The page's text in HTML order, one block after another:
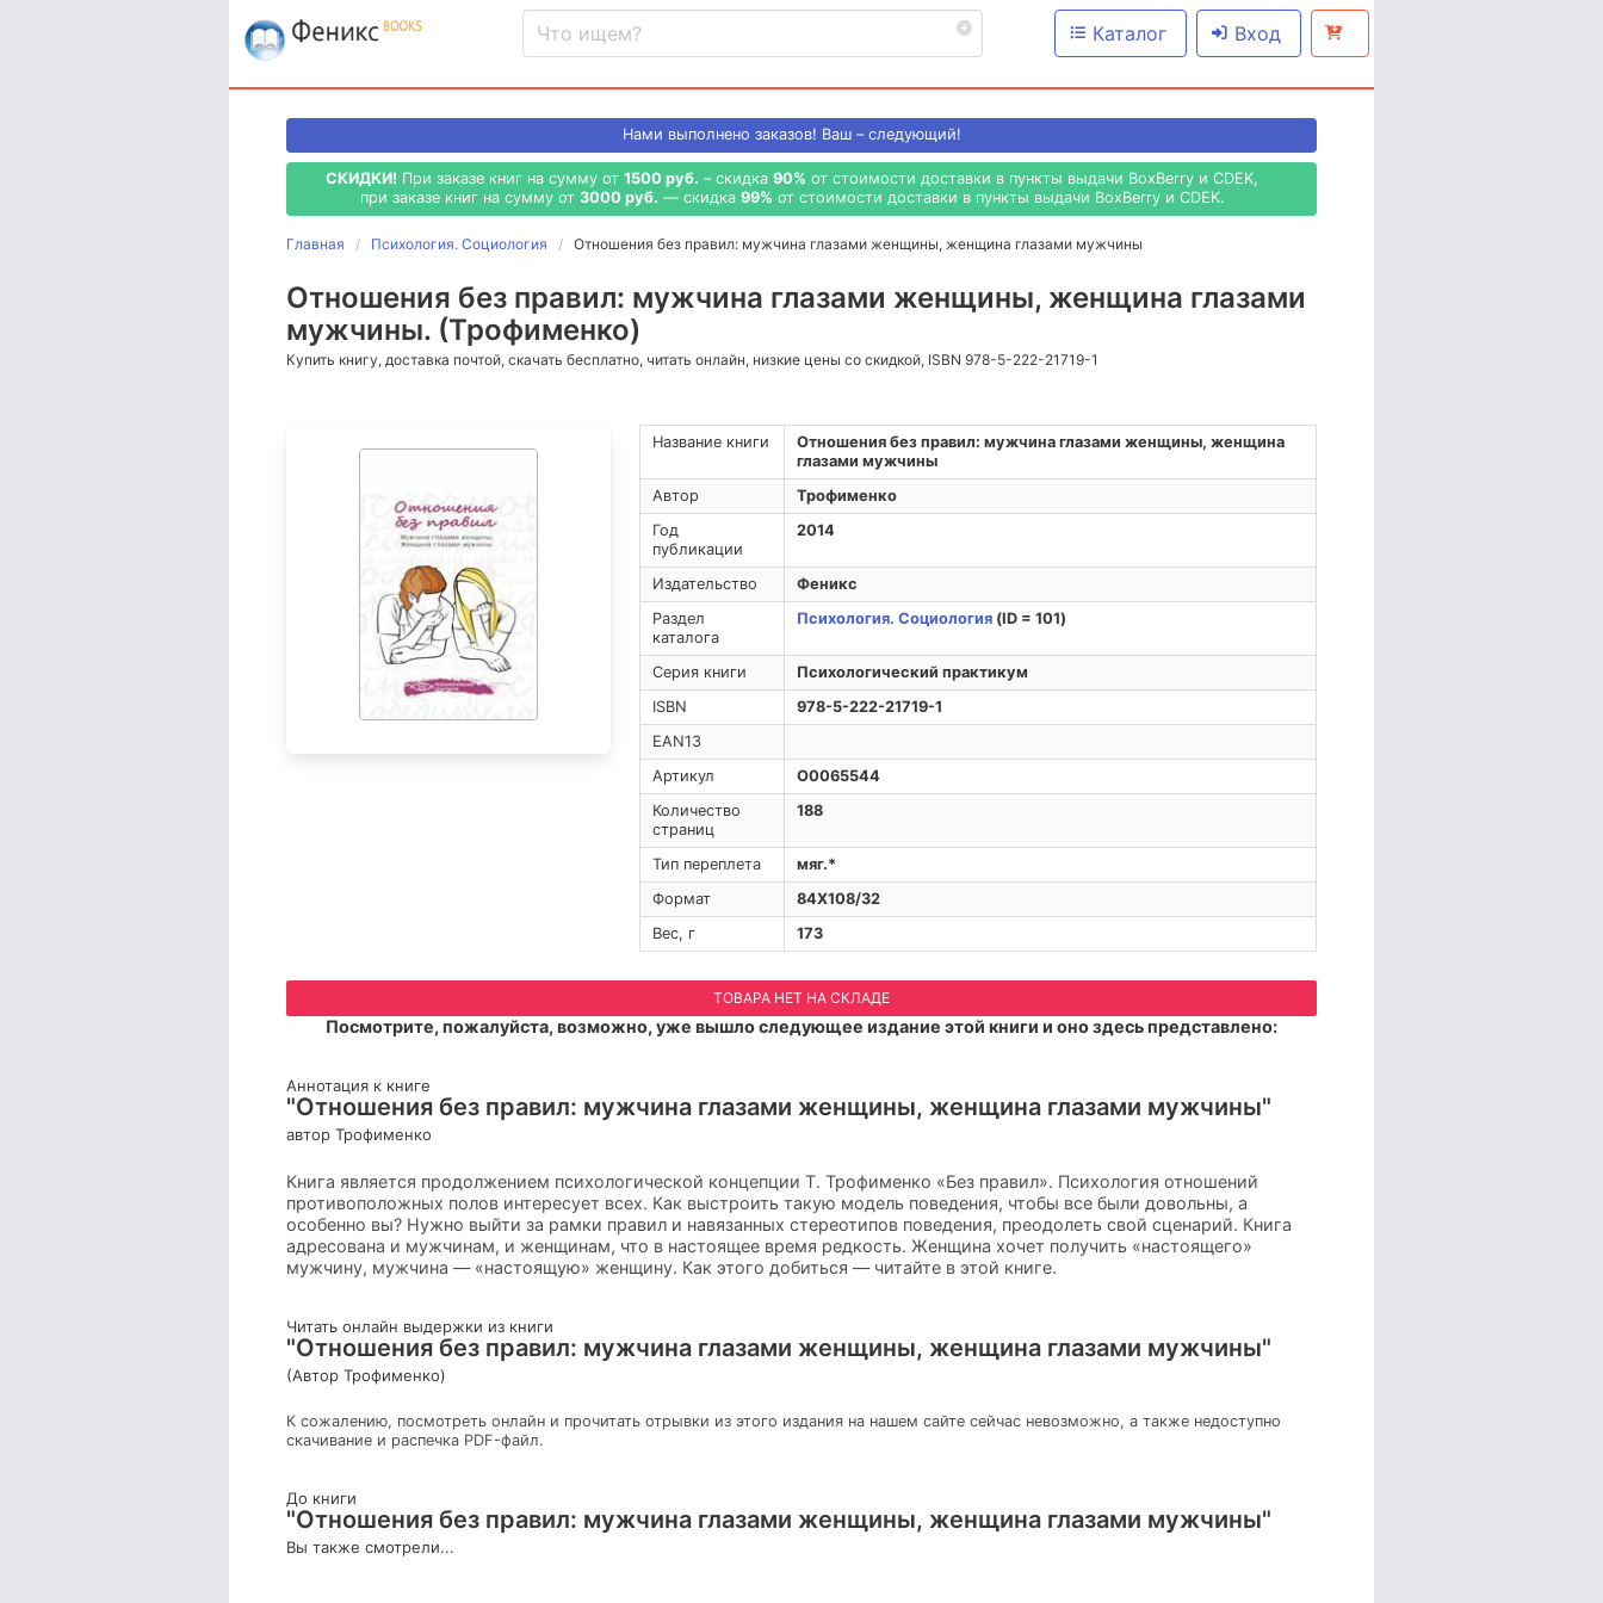
Каталог Вход
Нами выполнено заказов! Ваш – следующий!
СКИДКИ! При заказе книг на сумму от 1500 руб. – скидка 90% от стоимости доставки в пункты выдачи BoxBerry и CDEK,
при заказе книг на сумму от 3000 руб. — скидка 99% от стоимости доставки в пункты выдачи BoxBerry и CDEK.
Главная Психология. Социология Отношения без правил: мужчина глазами женщины, женщина глазами мужчины
Отношения без правил: мужчина глазами женщины, женщина глазами
мужчины. (Трофименко)
Купить книгу, доставка почтой, скачать бесплатно, читать онлайн, низкие цены со скидкой, ISBN 978-5-222-21719-1
Название книги
Отношения без правил: мужчина глазами женщины, женщина
глазами мужчины
Автор
Трофименко
Год
публикации
2014
Издательство
Феникс
Раздел
каталога
Психология. Социология(ID = 101)
Серия книги
Психологический практикум
ISBN
978-5-222-21719-1
EAN13
Артикул
O0065544
Количество
страниц
188
Тип переплета
мяг.*
Формат
84Х108/32
Вес, г
173
ТОВАРА НЕТ НА СКЛАДЕ
Посмотрите, пожалуйста, возможно, уже вышло следующее издание этой книги и оно здесь представлено:
Аннотация к книге
"Отношения без правил: мужчина глазами женщины, женщина глазами мужчины"
автор Трофименко
Книга является продолжением психологической концепции Т. Трофименко «Без правил». Психология отношений
противоположных полов интересует всех. Как выстроить такую модель поведения, чтобы все были довольны, а
особенно вы? Нужно выйти за рамки правил и навязанных стереотипов поведения, преодолеть свой сценарий. Книга
адресована и мужчинам, и женщинам, что в настоящее время редкость. Женщина хочет получить «настоящего»
мужчину, мужчина — «настоящую» женщину. Как этого добиться — читайте в этой книге.
Читать онлайн выдержки из книги
"Отношения без правил: мужчина глазами женщины, женщина глазами мужчины"
(Автор Трофименко)
К сожалению, посмотреть онлайн и прочитать отрывки из этого издания на нашем сайте сейчас невозможно, а также недоступно
скачивание и распечка PDF-файл.
До книги
"Отношения без правил: мужчина глазами женщины, женщина глазами мужчины"
Вы также смотрели...